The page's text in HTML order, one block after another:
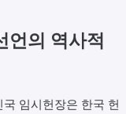
언의 역사적
임시헌장은 한국 헌